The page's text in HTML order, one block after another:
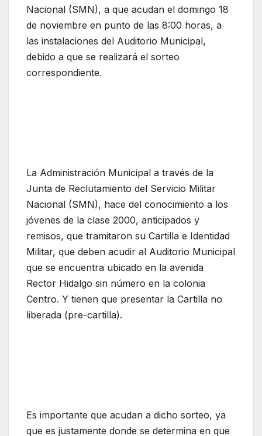
Nacional (SMN), a que acudan el domingo 18
de noviembre en punto de las 8:00 horas, a
las instalaciones del Auditorio Municipal,
debido a que se realizará el sorteo
correspondiente.
La Administración Municipal a través de la
Junta de Reclutamiento del Servicio Militar
Nacional (SMN), hace del conocimiento a los
jóvenes de la clase 2000, anticipados y
remisos, que tramitaron su Cartilla e Identidad
Militar, que deben acudir al Auditorio Municipal
que se encuentra ubicado en la avenida
Rector Hidalgo sin número en la colonia
Centro. Y tienen que presentar la Cartilla no
liberada (pre-cartilla).
Es importante que acudan a dicho sorteo, ya
que es justamente donde se determina en que